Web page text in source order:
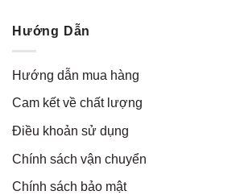
Hướng Dẫn
Hướng dẫn mua hàng
Cam kết về chất lượng
Điều khoản sử dụng
Chính sách vận chuyển
Chính sách bảo mật